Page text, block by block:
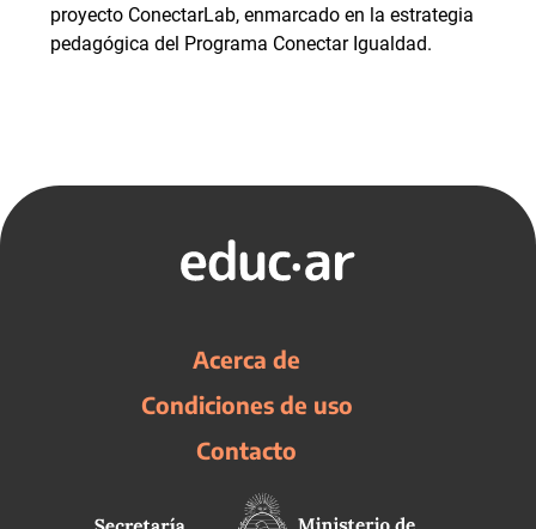
proyecto ConectarLab, enmarcado en la estrategia
pedagógica del Programa Conectar Igualdad.
Acerca de
Condiciones de uso
Contacto